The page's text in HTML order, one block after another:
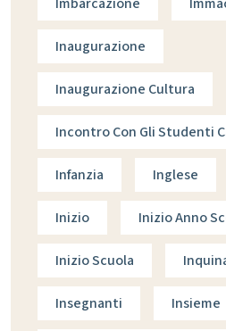
Inaugurazione
Inaugurazione Cultura
Incontro Con Gli Studenti
Infanzia Inglese
Inizio Inizio Anno
Inizio Scuola
Insegnanti Insieme